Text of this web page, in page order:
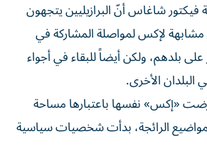
فيكتور شاغاس أنّ البرازيليين يتجهون
لإكس لمواصلة المشاركة في
بلدهم، ولكن أيضاً للبقاء في أجواء
الأخرى.
«إكس» نفسها باعتبارها مساحة
الرائجة، بدأت شخصيات سياسية